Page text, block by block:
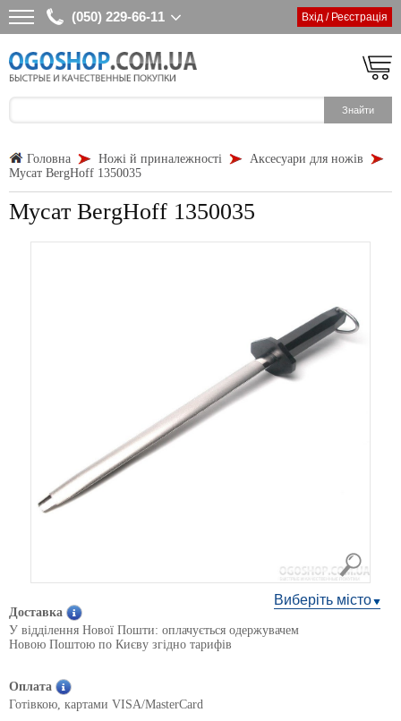
(050) 229-66-11 Вхід / Реєстрація
Головна Ножі й приналежності
Аксесуари для ножів
Мусат BergHoff 1350035
Мусат BergHoff 1350035
Виберіть місто
Доставка
У відділення Нової Пошти: оплачується одержувачем
Новою Поштою по Києву згідно тарифів
Оплата
Готівкою, картами VISA/MasterCard